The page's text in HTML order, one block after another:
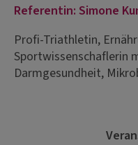
Referentin: Simone
Profi-Triathletin,
Sportwissenschaflerin
Darmgesundheit,